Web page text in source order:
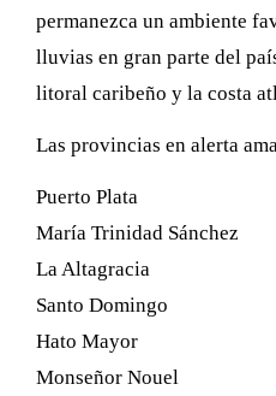
permanezca un ambiente
lluvias en gran parte del
litoral caribeño y la costa
Las provincias en alerta
Puerto Plata
María Trinidad Sánchez
La Altagracia
Santo Domingo
Hato Mayor
Monseñor Nouel